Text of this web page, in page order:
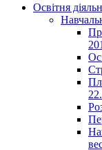
Освітня